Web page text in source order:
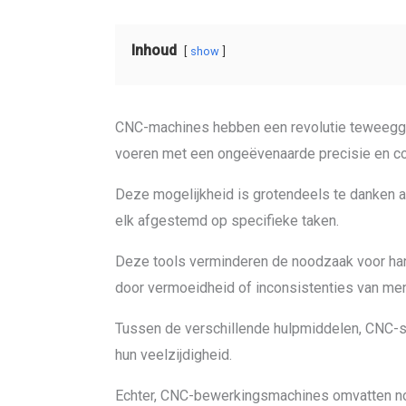
Inhoud show
CNC-machines hebben een revolutie
voeren met een ongeëvenaarde precisie en
Deze mogelijkheid is grotendeels te danken
elk afgestemd op specifieke taken.
Deze tools verminderen de noodzaak voor
door vermoeidheid of inconsistenties van
Tussen de verschillende hulpmiddelen,
hun veelzijdigheid.
Echter, CNC-bewerkingsmachines omvatten